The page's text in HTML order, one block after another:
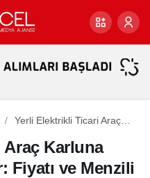
Yerli Elektrikli Ticari Araç
Çıkıyor: Fiyatı ve Menzili
Belli OlduKarluna
Fiyatı ve Menzili
Paylaş